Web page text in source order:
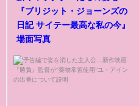
『ブリジット・ジョーンズの
日記 サイテー最高な私の今』
場面写真